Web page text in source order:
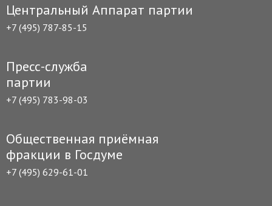
Центральный Аппарат партии
+7 (495) 787-85-15
Пресс-служба
партии
+7 (495) 783-98-03
Общественная приёмная
фракции в Госдуме
+7 (495) 629-61-01